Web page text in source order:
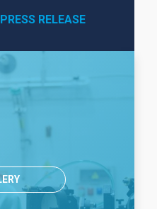
PRESS RELEASE